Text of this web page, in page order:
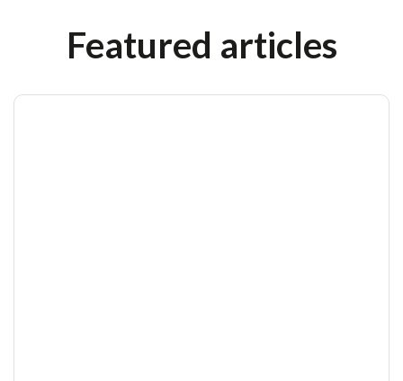
Featured articles